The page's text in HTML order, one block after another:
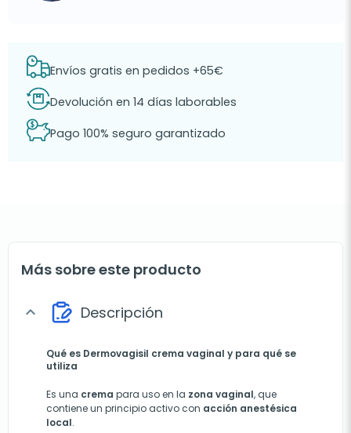
Envíos gratis en pedidos +65€
Devolución en 14 días laborables
Pago 100% seguro garantizado
Más sobre este producto
expand_more Descripción
Qué es Dermovagisil crema vaginal y para qué se
utiliza
Es una crema para uso en la zona vaginal, que
contiene un principio activo con acción anestésica
local.